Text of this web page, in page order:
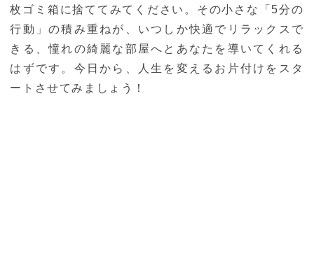
枚ゴミ箱に捨ててみてください。その小さな「5分の
行動」の積み重ねが、いつしか快適でリラックスで
きる、憧れの綺麗な部屋へとあなたを導いてくれる
はずです。今日から、人生を変えるお片付けをスタ
ートさせてみましょう！